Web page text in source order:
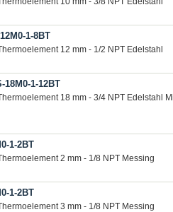
1-8BT
12 mm - 1/2 NPT Edelstahl
18M0-1-12BT
18 mm - 3/4 NPT Edelstahl
1-2BT
2 mm - 1/8 NPT Messing
1-2BT
3 mm - 1/8 NPT Messing